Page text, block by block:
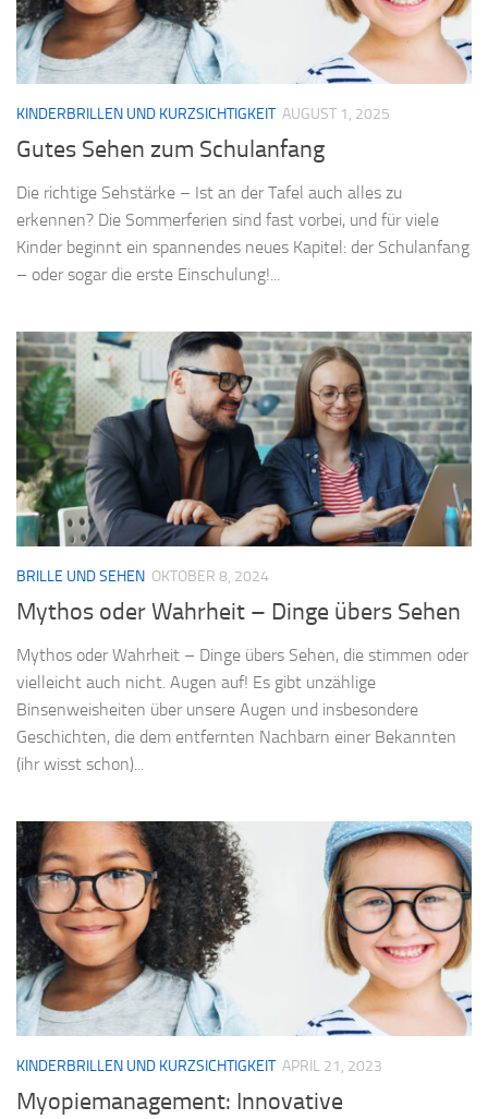
KINDERBRILLEN UND KURZSICHTIGKEIT AUGUST 1, 2025
Gutes Sehen zum Schulanfang
Die richtige Sehstärke – Ist an der Tafel auch alles zu
erkennen? Die Sommerferien sind fast vorbei, und für viele
Kinder beginnt ein spannendes neues Kapitel: der Schulanfang
– oder sogar die erste Einschulung!...
BRILLE UND SEHEN OKTOBER 8, 2024
Mythos oder Wahrheit – Dinge übers Sehen
Mythos oder Wahrheit – Dinge übers Sehen, die stimmen oder
vielleicht auch nicht. Augen auf! Es gibt unzählige
Binsenweisheiten über unsere Augen und insbesondere
Geschichten, die dem entfernten Nachbarn einer Bekannten
(ihr wisst schon)...
KINDERBRILLEN UND KURZSICHTIGKEIT APRIL 21, 2023
Myopiemanagement: Innovative